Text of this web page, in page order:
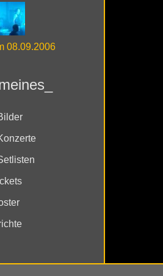
08.09.2006